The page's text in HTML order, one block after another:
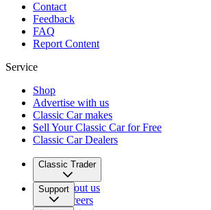
Contact
Feedback
FAQ
Report Content
Service
Shop
Advertise with us
Classic Car makes
Sell Your Classic Car for Free
Classic Car Dealers
Classic Trader
About us
Careers
Support